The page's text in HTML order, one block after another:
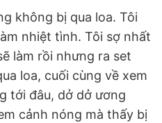
không bị qua loa. Tôi
nhiệt tình. Tôi sợ nhất
làm rồi nhưng ra set
loa, cuối cùng về xem
tới đâu, dở dở ương
cảnh nóng mà thấy bị